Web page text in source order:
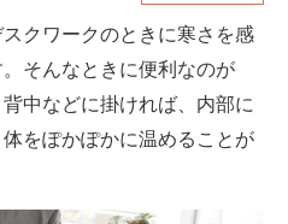
クワークのときに寒さを感
そんなときに便利なのが
中などに掛ければ、内部に
をぽかぽかに温めることが